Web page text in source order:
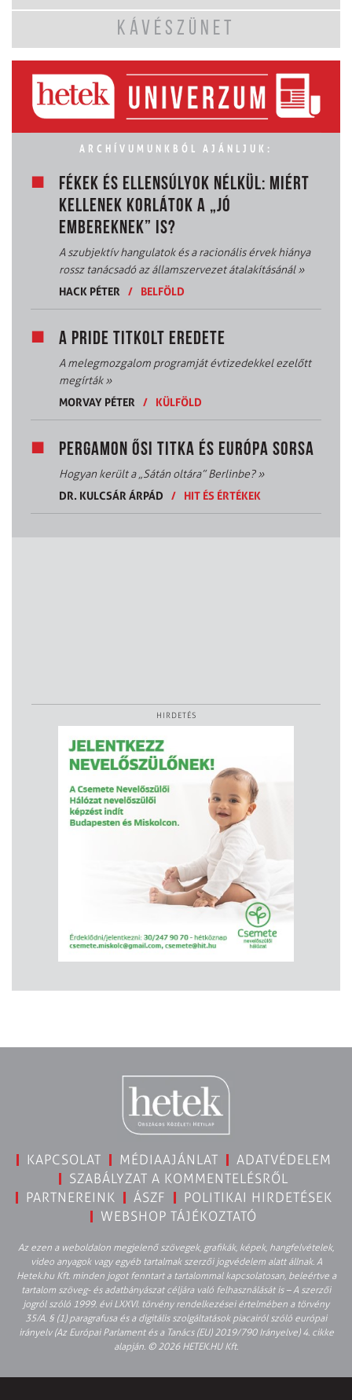
KÁVÉSZÜNET
ARCHÍVUMUNKBÓL AJÁNLJUK:
FÉKEK ÉS ELLENSÚLYOK NÉLKÜL: MIÉRT
KELLENEK KORLÁTOK A „JÓ
EMBEREKNEK” IS?
A szubjektív hangulatok és a racionális érvek hiánya
rossz tanácsadó az államszervezet átalakításánál»
HACK PÉTER
/ BELFÖLD
A PRIDE TITKOLT EREDETE
A melegmozgalom programját évtizedekkel ezelőtt
megírták»
MORVAY PÉTER
/ KÜLFÖLD
PERGAMON ŐSI TITKA ÉS EURÓPA SORSA
Hogyan került a „Sátán oltára” Berlinbe?»
DR. KULCSÁR ÁRPÁD
/ HIT ÉS ÉRTÉKEK
HIRDETÉS
KAPCSOLAT MÉDIAAJÁNLAT
ADATVÉDELEM
SZABÁLYZAT A KOMMENTELÉSRŐL
PARTNEREINK
ÁSZF
POLITIKAI HIRDETÉSEK
WEBSHOP TÁJÉKOZTATÓ
Az ezen a weboldalon megjelenő szövegek, grafikák, képek, hangfelvételek,
video anyagok vagy egyéb tartalmak szerzői jogvédelem alatt állnak. A
Hetek.hu Kft. minden jogot fenntart a tartalommal kapcsolatosan, beleértve a
tartalom szöveg- és adatbányászat céljára való felhasználását is – A szerzői
jogról szóló 1999. évi LXXVI. törvény rendelkezései értelmében a törvény
35/A. § (1) paragrafusa és a digitális szolgáltatások piacairól szóló európai
irányelv (Az Európai Parlament és a Tanács (EU) 2019/790 Irányelve) 4. cikke
alapján. © 2026 HETEK.HU Kft.